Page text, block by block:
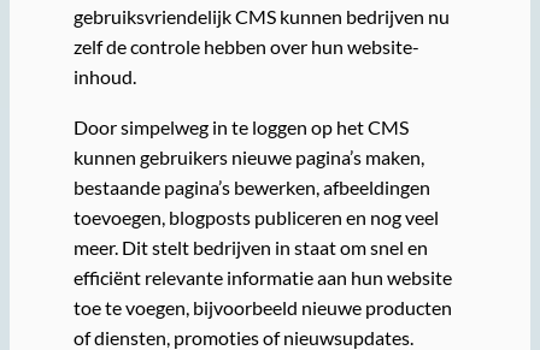
gebruiksvriendelijk CMS kunnen bedrijven nu
zelf de controle hebben over hun website-
inhoud.
Door simpelweg in te loggen op het CMS
kunnen gebruikers nieuwe pagina’s maken,
bestaande pagina’s bewerken, afbeeldingen
toevoegen, blogposts publiceren en nog veel
meer. Dit stelt bedrijven in staat om snel en
efficiënt relevante informatie aan hun website
toe te voegen, bijvoorbeeld nieuwe producten
of diensten, promoties of nieuwsupdates.